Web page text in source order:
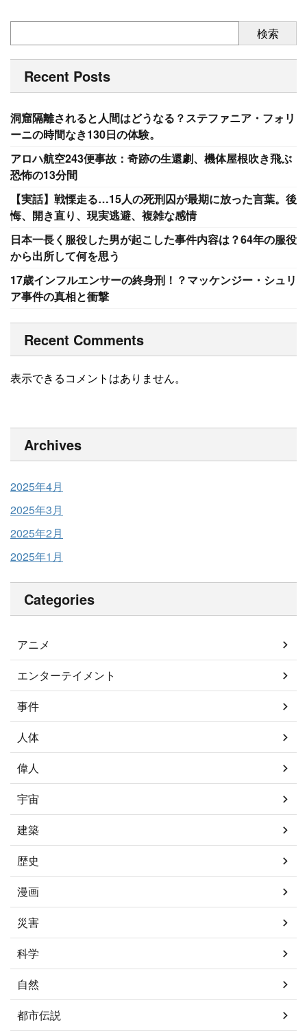
検索
Recent Posts
洞窟隔離されると人間はどうなる？ステファニア・フォリ
ーニの時間なき130日の体験。
アロハ航空243便事故：奇跡の生還劇、機体屋根吹き飛ぶ
恐怖の13分間
【実話】戦慄走る…15人の死刑囚が最期に放った言葉。後
悔、開き直り、現実逃避、複雑な感情
日本一長く服役した男が起こした事件内容は？64年の服役
から出所して何を思う
17歳インフルエンサーの終身刑！？マッケンジー・シュリ
ア事件の真相と衝撃
Recent Comments
表示できるコメントはありません。
Archives
2025年4月
2025年3月
2025年2月
2025年1月
Categories
アニメ
エンターテイメント
事件
人体
偉人
宇宙
建築
歴史
漫画
災害
科学
自然
都市伝説